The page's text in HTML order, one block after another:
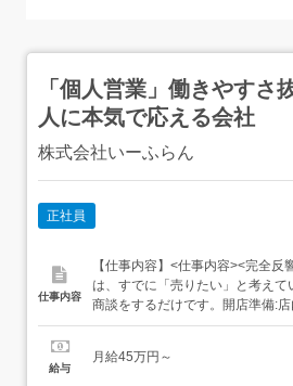
「個人営業」働きやすさ
人に本気で応える会社
株式会社いーふらん
正社員
仕事内容
【仕事内容】<仕事内容><完全反
は、すでに「売りたい」と考えて
商談をするだけです。開店準備:店
など接客・査定:1日6～7組ほどの
商品の発送など集客や、商談のア
給与
月給45万円～